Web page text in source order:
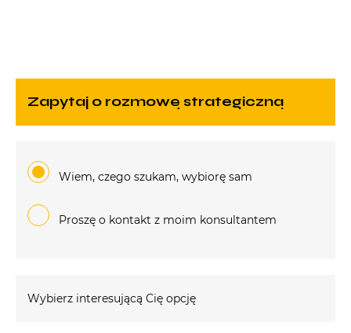
zapytaj o rozmowę strategiczną
Wiem, czego szukam, wybiorę sam
Proszę o kontakt z moim konsultantem
Wybierz interesującą Cię opcję